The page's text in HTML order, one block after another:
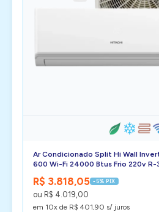
Ar Condicionado Split Hi Wall
600 Wi-Fi 24000 Btus Frio 220v R-
R$ 3.818,05 -5% PIX
ou R$ 4.019,00
em 10x de R$ 401,90 s/ juros